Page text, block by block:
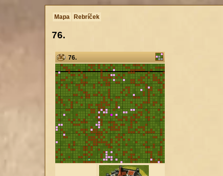
Mapa Rebríček
76.
76.